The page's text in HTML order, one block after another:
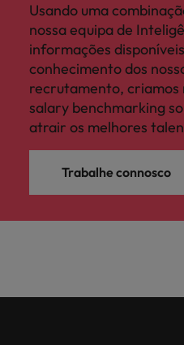
Usando uma
nossa equipa de
informações
conhecimento dos
recrutamento, criamos
salary benchmarking
atrair os melhores
Trabalhe connosco